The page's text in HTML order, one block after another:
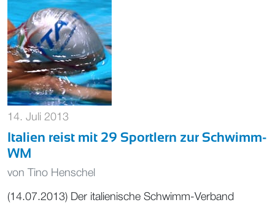
14. Juli 2013
Italien reist mit 29 Sportlern zur Schwimm-
WM
von Tino Henschel
(14.07.2013) Der italienische Schwimm-Verband